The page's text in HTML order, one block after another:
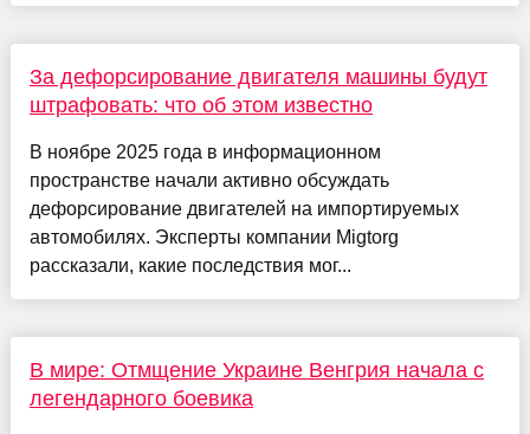
За дефорсирование двигателя машины будут
штрафовать: что об этом известно
В ноябре 2025 года в информационном
пространстве начали активно обсуждать
дефорсирование двигателей на импортируемых
автомобилях. Эксперты компании Migtorg
рассказали, какие последствия мог...
В мире: Отмщение Украине Венгрия начала с
легендарного боевика